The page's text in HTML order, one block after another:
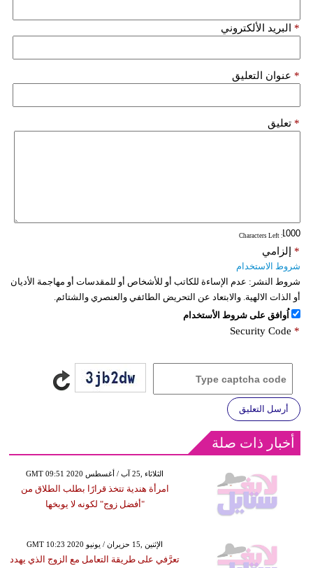
البريد الألكتروني *
عنوان التعليق *
تعليق *
: Characters Left
إلزامي *
شروط الاستخدام
شروط النشر: عدم الإساءة للكاتب أو للأشخاص أو للمقدسات أو مهاجمة الأديان
أو الذات الالهية. والابتعاد عن التحريض الطائفي والعنصري والشتائم.
اُوافق على شروط الأستخدام
Security Code *
أرسل التعليق
أخبار ذات صلة
GMT 09:51 2020 الثلاثاء ,25 آب / أغسطس
امرأة هندية تتخذ قرارًا بطلب الطلاق من
"أفضل زوج" لكونه لا يوبخها
GMT 10:23 2020 الإثنين ,15 حزيران / يونيو
تعرَّفي على طريقة التعامل مع الزوج الذي يهدد